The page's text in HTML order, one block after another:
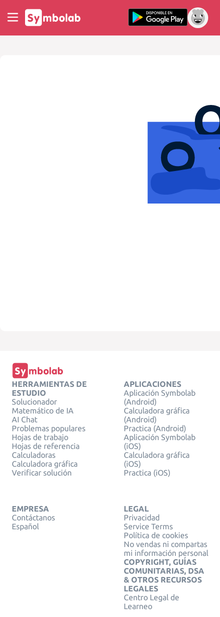
HERRAMIENTAS DE
ESTUDIO
Solucionador
Matemático de IA
AI Chat
Problemas populares
Hojas de trabajo
Hojas de referencia
Calculadoras
Calculadora gráfica
Verificar solución
APLICACIONES
Aplicación Symbolab
(Android)
Calculadora gráfica
(Android)
Practica (Android)
Aplicación Symbolab
(iOS)
Calculadora gráfica
(iOS)
Practica (iOS)
EMPRESA
Contáctanos
Español
LEGAL
Privacidad
Service Terms
Política de cookies
No vendas ni compartas
mi información personal
COPYRIGHT, GUÍAS
COMUNITARIAS, DSA
& OTROS RECURSOS
LEGALES
Centro Legal de
Learneo